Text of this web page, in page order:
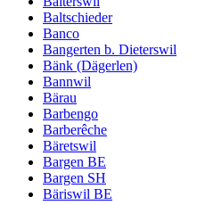
Baltschieder
Banco
Bangerten b. Dieterswil
Bänk (Dägerlen)
Bannwil
Bärau
Barbengo
Barberêche
Bäretswil
Bargen BE
Bargen SH
Bäriswil BE